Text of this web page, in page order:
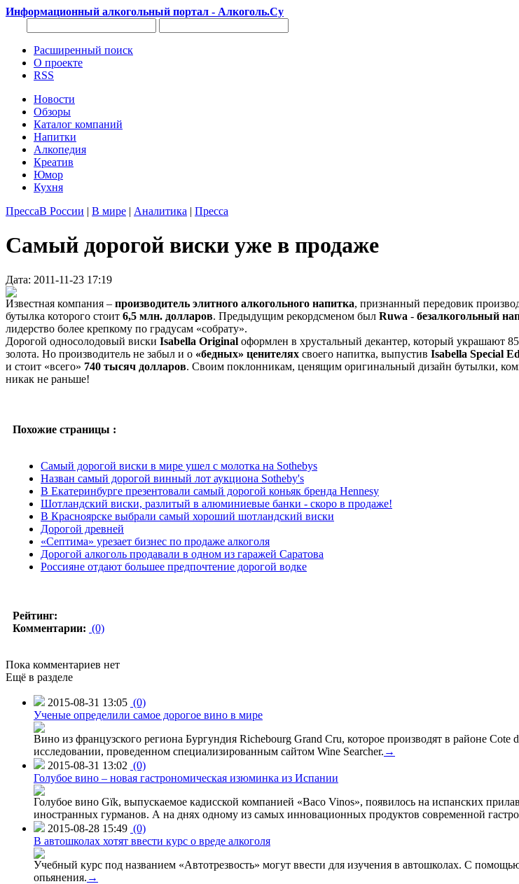
Информационный алкогольный портал - Алкоголь.Су
Расширенный поиск
О проекте
RSS
Новости
Обзоры
Каталог компаний
Напитки
Алкопедия
Креатив
Юмор
Кухня
ПрессаВ России | В мире | Аналитика | Пресса
Самый дорогой виски уже в продаже
Дата: 2011-11-23 17:19
Известная компания – производитель элитного алкогольного напитка, признанный передовик
бутылка которого стоит 6,5 млн. долларов. Предыдущим рекордсменом был Ruwa - безалкогольный
лидерство более крепкому по градусам «собрату».
Дорогой односолодовый виски Isabella Original оформлен в хрустальный декантер, который украшают
золота. Но производитель не забыл и о «бедных» ценителях своего напитка, выпустив Isabella Special
и стоит «всего» 740 тысяч долларов. Своим поклонникам, ценящим оригинальный дизайн бутылки,
никак не раньше!
Похожие страницы :
Самый дорогой виски в мире ушел с молотка на Sothebys
Назван самый дорогой винный лот аукциона Sotheby's
В Екатеринбурге презентовали самый дорогой коньяк бренда Hennesy
Шотландский виски, разлитый в алюминиевые банки - скоро в продаже!
В Красноярске выбрали самый хороший шотландский виски
Дорогой древней
«Септима» урезает бизнес по продаже алкоголя
Дорогой алкоголь продавали в одном из гаражей Саратова
Россияне отдают большее предпочтение дорогой водке
Рейтинг:
Комментарии: (0)
Пока комментариев нет
Ещё в разделе
2015-08-31 13:05 (0)
Ученые определили самое дорогое вино в мире
Вино из французского региона Бургундия Richebourg Grand Cru, которое производят в районе
исследовании, проведенном специализированным сайтом Wine Searcher. →
2015-08-31 13:02 (0)
Голубое вино – новая гастрономическая изюминка из Испании
Голубое вино Gïk, выпускаемое кадисской компанией «Baco Vinos», появилось на испанских
иностранных гурманов. А на днях одному из самых инновационных продуктов современной
2015-08-28 15:49 (0)
В автошколах хотят ввести курс о вреде алкоголя
Учебный курс под названием «Автотрезвость» могут ввести для изучения в автошколах. С
опьянения. →